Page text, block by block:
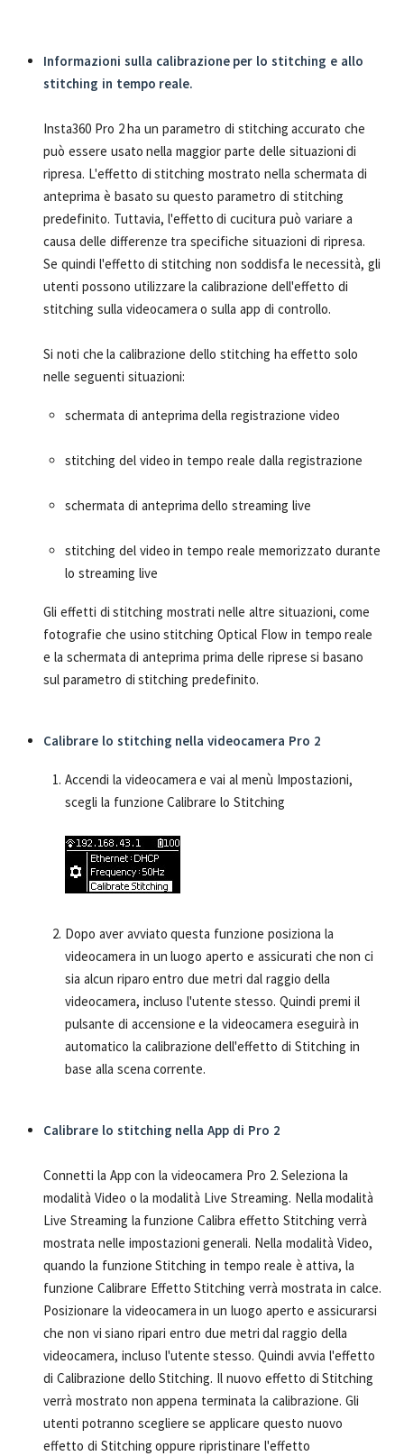
Informazioni sulla calibrazione per lo stitching e allo
stitching in tempo reale.
Insta360 Pro 2 ha un parametro di stitching accurato che
può essere usato nella maggior parte delle situazioni di
ripresa. L'effetto di stitching mostrato nella schermata di
anteprima è basato su questo parametro di stitching
predefinito. Tuttavia, l'effetto di cucitura può variare a
causa delle differenze tra specifiche situazioni di ripresa.
Se quindi l'effetto di stitching non soddisfa le necessità, gli
utenti possono utilizzare la calibrazione dell'effetto di
stitching sulla videocamera o sulla app di controllo.
Si noti che la calibrazione dello stitching ha effetto solo
nelle seguenti situazioni:
schermata di anteprima della registrazione video
stitching del video in tempo reale dalla registrazione
schermata di anteprima dello streaming live
stitching del video in tempo reale memorizzato durante
lo streaming live
Gli effetti di stitching mostrati nelle altre situazioni, come
fotografie che usino stitching Optical Flow in tempo reale
e la schermata di anteprima prima delle riprese si basano
sul parametro di stitching predefinito.
Calibrare lo stitching nella videocamera Pro 2
Accendi la videocamera e vai al menù Impostazioni,
scegli la funzione Calibrare lo Stitching
Dopo aver avviato questa funzione posiziona la
videocamera in un luogo aperto e assicurati che non ci
sia alcun riparo entro due metri dal raggio della
videocamera, incluso l'utente stesso. Quindi premi il
pulsante di accensione e la videocamera eseguirà in
automatico la calibrazione dell'effetto di Stitching in
base alla scena corrente.
Calibrare lo stitching nella App di Pro 2
Connetti la App con la videocamera Pro 2. Seleziona la
modalità Video o la modalità Live Streaming. Nella modalità
Live Streaming la funzione Calibra effetto Stitching verrà
mostrata nelle impostazioni generali. Nella modalità Video,
quando la funzione Stitching in tempo reale è attiva, la
funzione Calibrare Effetto Stitching verrà mostrata in calce.
Posizionare la videocamera in un luogo aperto e assicurarsi
che non vi siano ripari entro due metri dal raggio della
videocamera, incluso l'utente stesso. Quindi avvia l'effetto
di Calibrazione dello Stitching. Il nuovo effetto di Stitching
verrà mostrato non appena terminata la calibrazione. Gli
utenti potranno scegliere se applicare questo nuovo
effetto di Stitching oppure ripristinare l'effetto